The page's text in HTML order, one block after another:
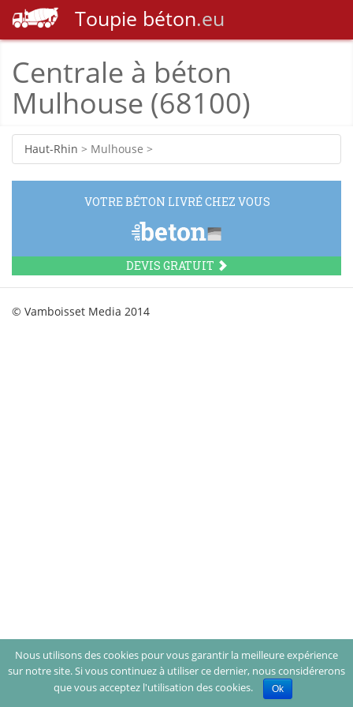
Toupie béton.eu
Centrale à béton
Mulhouse (68100)
Haut-Rhin > Mulhouse >
VOTRE BÉTON LIVRÉ CHEZ VOUS
DEVIS GRATUIT
Nous utilisons des cookies pour vous garantir la meilleure expérience
sur notre site. Si vous continuez à utiliser ce dernier, nous considérerons
que vous acceptez l'utilisation des cookies.
Ok
© Vamboisset Media 2014